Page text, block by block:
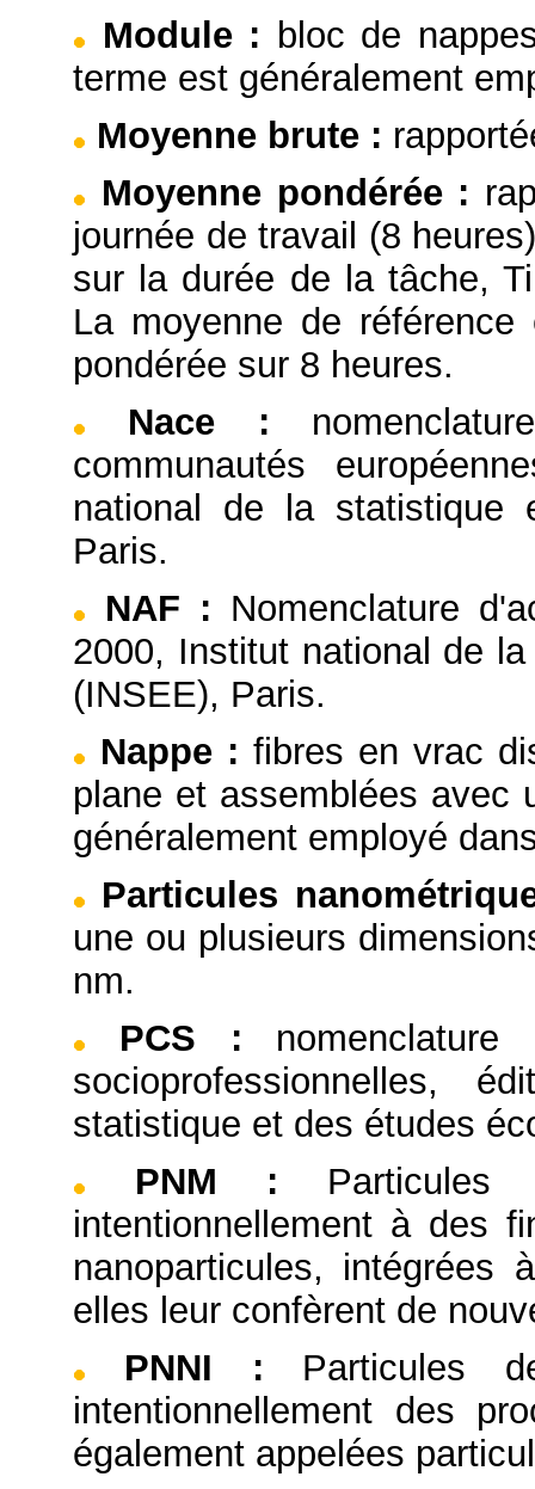
Module: bloc de
terme est généralement
Moyenne brute :
Moyenne pondérée :
journée de travail (8
sur la durée de la tâche,
La moyenne de
pondérée sur 8 heures.
Nace :
communautés
national de la statistique
Paris.
NAF : Nomenclature
2000, Institut national de
(INSEE), Paris.
Nappe : fibres en vrac
plane et assemblées avec
généralement employé
Particules
une ou plusieurs
nm.
PCS :
socioprofessionnelles,
statistique et des études
PNM :
intentionnellement à des
nanoparticules, intégrées
elles leur confèrent de
PNNI :
Particules
intentionnellement des
également appelées